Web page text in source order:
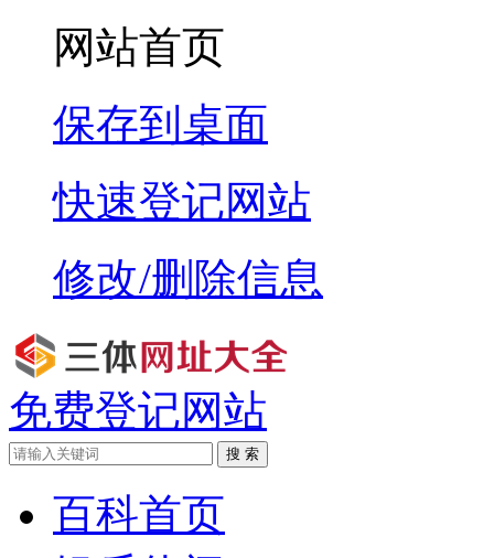
网站首页
保存到桌面
快速登记网站
修改/删除信息
免费登记网站
搜 索
百科首页